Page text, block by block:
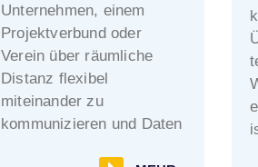
Unternehmen, einem
Projektverbund oder
Verein über räumliche
Distanz flexibel
miteinander zu
kommunizieren und Daten